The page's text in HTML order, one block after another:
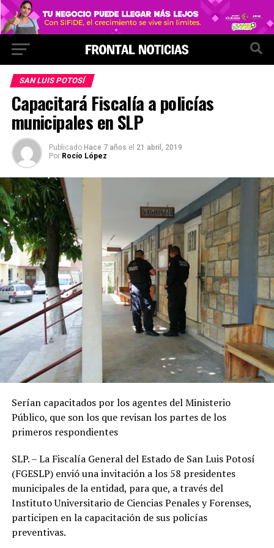
SAN LUIS POTOSÍ
Capacitará Fiscalía a policías
municipales en SLP
Publicado Hace 7 años el 21 abril, 2019
Por Rocío López
Serían capacitados por los agentes del Ministerio
Público, que son los que revisan los partes de los
primeros respondientes
SLP. – La Fiscalía General del Estado de San Luis Potosí
(FGESLP) envió una invitación a los 58 presidentes
municipales de la entidad, para que, a través del
Instituto Universitario de Ciencias Penales y Forenses,
participen en la capacitación de sus policías
preventivas.